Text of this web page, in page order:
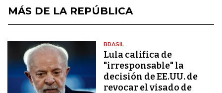
MÁS DE LA REPÚBLICA
BRASIL
Lula califica de
"irresponsable" la
decisión de EE.UU. de
revocar el visado de